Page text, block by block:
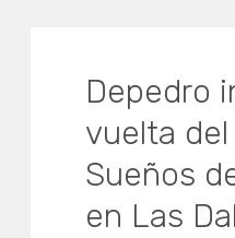
Depedro
vuelta
Sueños
en Las